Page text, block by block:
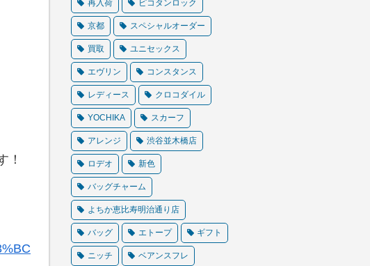
！
再入荷 ピコタンロック
京都 スペシャルオーダー
買取 ユニセックス
エヴリン コンスタンス
レディース クロコダイル
YOCHIKA スカーフ
アレンジ 渋谷並木橋店
ロデオ 新色
バッグチャーム
よちか恵比寿明治通り店
バッグ エトープ ギフト
ニッチ ベアンスフレ